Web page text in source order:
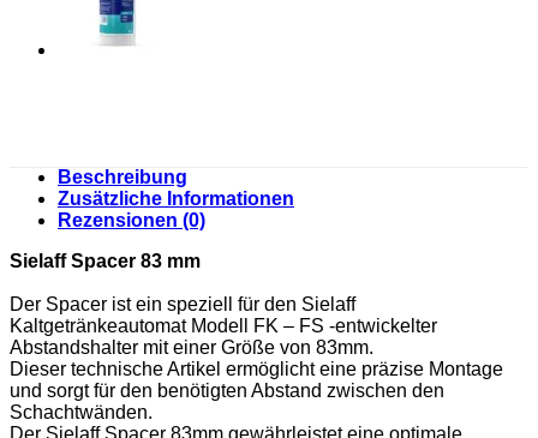
Beschreibung
Zusätzliche Informationen
Rezensionen (0)
Sielaff Spacer 83 mm
Der Spacer ist ein speziell für den Sielaff
Kaltgetränkeautomat Modell FK – FS -entwickelter
Abstandshalter mit einer Größe von 83mm.
Dieser technische Artikel ermöglicht eine präzise Montage
und sorgt für den benötigten Abstand zwischen den
Schachtwänden.